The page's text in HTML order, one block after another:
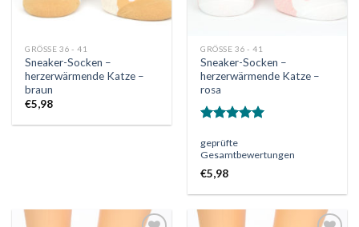
GRÖSSE 36 - 41
Sneaker-Socken –
herzerwärmende Katze –
braun
€5,98
GRÖSSE 36 - 41
Sneaker-Socken –
herzerwärmende Katze –
rosa
mit5.00
von 5
geprüfte
Gesamtbewertungen
€5,98